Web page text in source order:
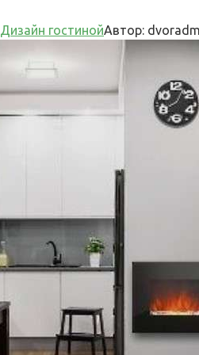
Дизайн гостинойАвтор: